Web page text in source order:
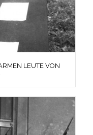
LEUTE VON